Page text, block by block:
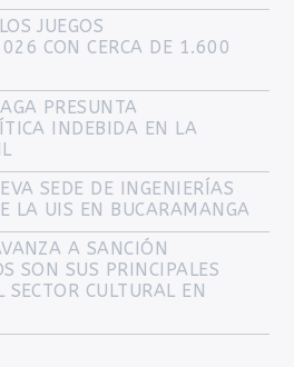
JUEGOS
CON CERCA DE 1.600
PRESUNTA
INDEBIDA EN LA
SEDE DE INGENIERÍAS
LA UIS EN BUCARAMANGA
A SANCIÓN
SON SUS PRINCIPALES
SECTOR CULTURAL EN